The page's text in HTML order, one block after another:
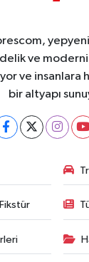
yepyeni
ve
ve
bir altyapı